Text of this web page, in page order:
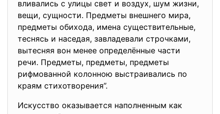
вливались с улицы свет и воздух, шум жизни,
вещи, сущности. Предметы внешнего мира,
предметы обихода, имена существительные,
теснясь и наседая, завладевали строчками,
вытесняя вон менее определённые части
речи. Предметы, предметы, предметы
рифмованной колонною выстраивались по
краям стихотворения”.
Искусство оказывается наполненным как